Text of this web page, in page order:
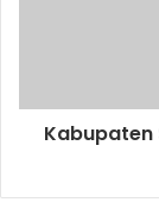
Kabupaten